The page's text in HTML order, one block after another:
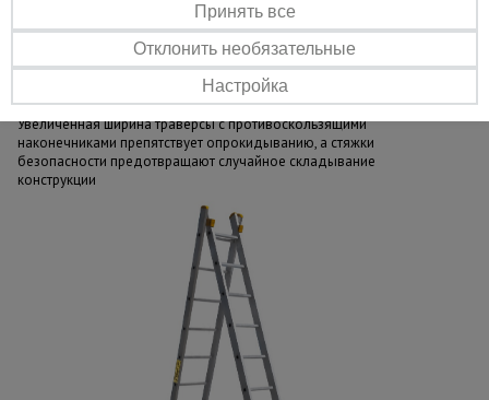
Универсальность
Возможность использовать как приставную лестницу с
наращивание секции вверх и отдельно стоящую стремянку
Устойчивость в любой ситуации
Увеличенная ширина траверсы с противоскользящими
наконечниками препятствует опрокидыванию, а стяжки
безопасности предотвращают случайное складывание
конструкции
Принять все
Отклонить необязательные
Настройка